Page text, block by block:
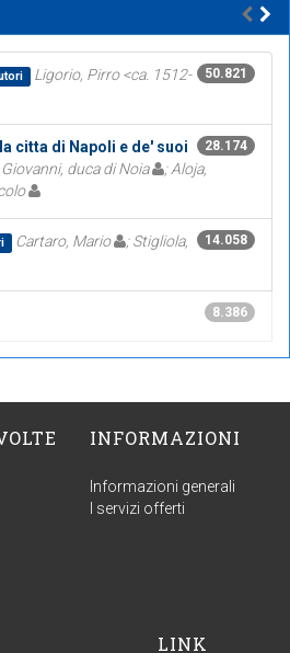
50.821
Ligorio, Pirro <ca. 1512-
28.174
citta di Napoli e de' suoi
duca di Noia
; Aloja,
14.058
Cartaro, Mario
; Stigliola,
8.386
INFORMAZIONI
Informazioni generali
I servizi offerti
LINK